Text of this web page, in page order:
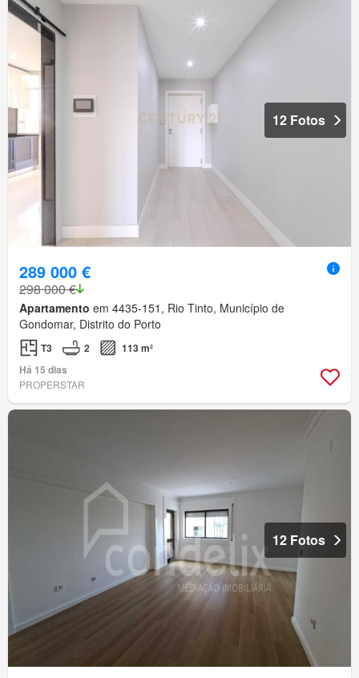
12 Fotos
289 000 €
298 000 €
Apartamento em 4435-151, Rio Tinto, Município de
Gondomar, Distrito do Porto
T3 2
113 m²
Há 15 dias
PROPERSTAR
12 Fotos